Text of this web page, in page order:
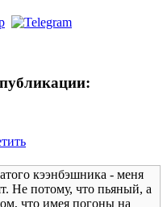
кээнбэшника - меня
Не потому, что пьяный, а
что имея погоны на